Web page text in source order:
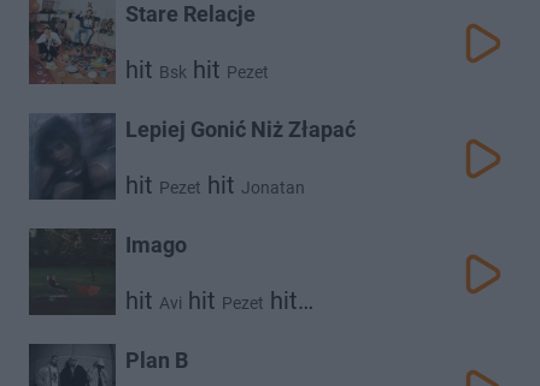
Stare Relacje
hit Bsk hit Pezet
Lepiej Gonić Niż Złapać
hit Pezet hit Jonatan
Imago
hit Avi hit Pezet hit
Plan B